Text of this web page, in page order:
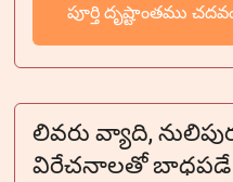
పూర్తి దృష్టాంతము
లివరు వ్యాది,
విరేచనాలతో బాధపడే